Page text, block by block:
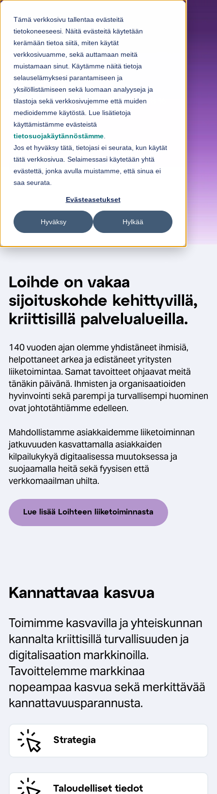
Tämä verkkosivu tallentaa evästeitä
tietokoneeseesi. Näitä evästeitä käytetään
kerämään tietoa siitä, miten käytät
verkkosivuamme, sekä auttamaan meitä
muistamaan sinut. Käytämme näitä tietoja
selauselämyksesi parantamiseen ja
yksilöllistämiseen sekä luomaan analyyseja ja
tilastoja sekä verkkosivujemme että muiden
medioidemme käytöstä. Lue lisätietoja
käyttämistämme evästeistä
tietosuojakäytännöstämme
Jos et hyväksy tätä, tietojasi ei seurata, kun käytät
tätä verkkosivua. Selaimessasi käytetään yhtä
evästettä, jonka avulla muistamme, että sinua ei
saa seurata.
Evästeasetukset
Hyväksy Hylkää
Sijoittajille
Q2/2026:
Oikaistu käyttökate parani 7 % ja oli 8 %
liikevaihdosta
Loihde on vakaa
sijoituskohde kehittyvillä,
kriittisillä palvelualueilla.
140 vuoden ajan olemme yhdistäneet ihmisiä,
helpottaneet arkea ja edistäneet yritysten
liiketoimintaa. Samat tavoitteet ohjaavat meitä
tänäkin päivänä. Ihmisten ja organisaatioiden
hyvinvointi sekä parempi ja turvallisempi huominen
ovat johtotähtiämme edelleen.
Mahdollistamme asiakkaidemme liiketoiminnan
jatkuvuuden kasvattamalla asiakkaiden
kilpailukykyä digitaalisessa muutoksessa ja
suojaamalla heitä sekä fyysisen että
verkkomaailman uhilta.
Lue lisää Loihteen liiketoiminnasta
Kannattavaa kasvua
Toimimme kasvavilla ja yhteiskunnan
kannalta kriittisillä turvallisuuden ja
digitalisaation markkinoilla.
Tavoittelemme markkinaa
nopeampaa kasvua sekä merkittävää
kannattavuusparannusta.
Strategia
Taloudelliset tiedot